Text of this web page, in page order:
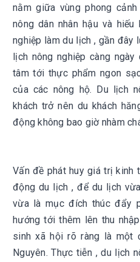
nằm giữa vùng phong
nông dân nhân hậu và
nghiệp làm du lịch , gần đây
lịch nông nghiệp càng
tâm tới thực phẩm ngon
của các nông hộ. Du lịch
khách trở nên du khách
động không bao giờ nhàm
Vấn đề phát huy giá trị kinh
động du lịch , để du lịch
vừa là mục đích thúc đẩy
hướng tới thêm lên thu
sinh xã hội rõ ràng là một
Nguyên. Thực tiễn , du lịch